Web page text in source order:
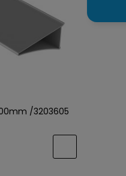
/3203605